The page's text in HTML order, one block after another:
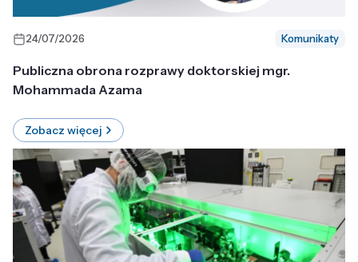
24/07/2026 Komunikaty
Publiczna obrona rozprawy doktorskiej mgr.
Mohammada Azama
Zobacz więcej